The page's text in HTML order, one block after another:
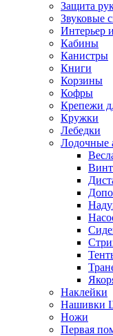
Защита
Звуковые
Интерьер
Кабины
Канистры
Книги
Корзины
Кофры
Крепежи
Кружки
Лебедки
Лодочные
Наклейки
Нашивки
Ножи
Первая